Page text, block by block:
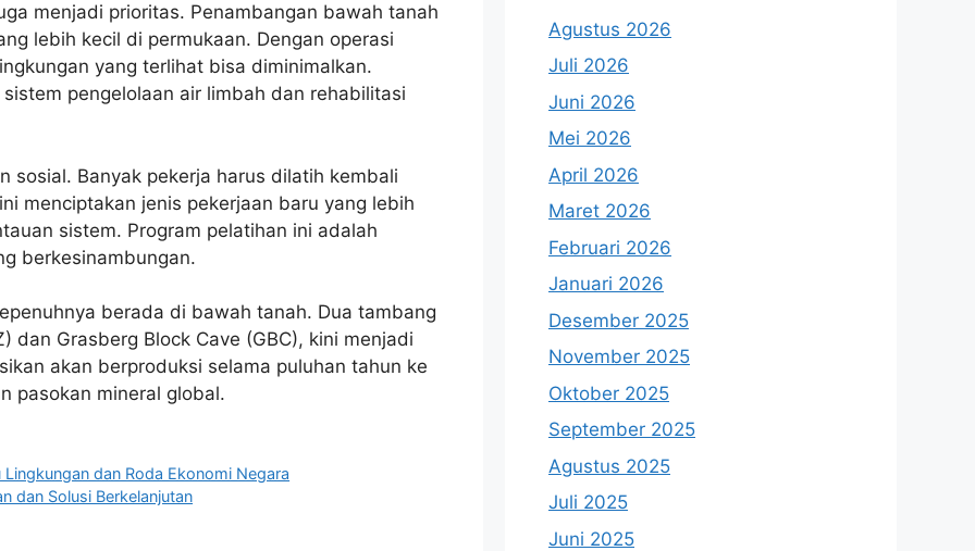
menjadi prioritas. Penambangan bawah tanah
lebih kecil di permukaan. Dengan operasi
yang terlihat bisa diminimalkan.
pengelolaan air limbah dan rehabilitasi
sosial. Banyak pekerja harus dilatih kembali
menciptakan jenis pekerjaan baru yang lebih
sistem. Program pelatihan ini adalah
berkesinambungan.
berada di bawah tanah. Dua tambang
dan Grasberg Block Cave (GBC), kini menjadi
akan berproduksi selama puluhan tahun ke
pasokan mineral global.
dan Roda Ekonomi Negara
dan Solusi Berkelanjutan
Agustus 2026
Juli 2026
Juni 2026
Mei 2026
April 2026
Maret 2026
Februari 2026
Januari 2026
Desember 2025
November 2025
Oktober 2025
September 2025
Agustus 2025
Juli 2025
Juni 2025